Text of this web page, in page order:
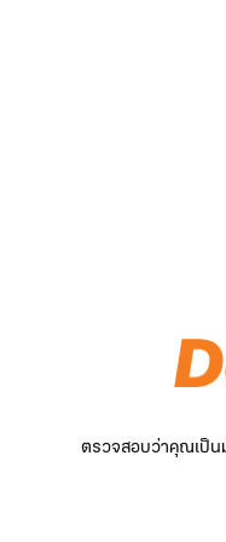
ตรวจสอบว่าคุณเป็น